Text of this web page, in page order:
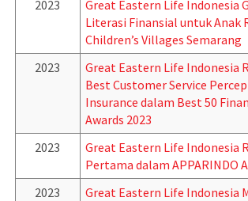
2023
Great Eastern Life Indonesia
Literasi Finansial untuk Anak
Children’s Villages Semarang
2023
Great Eastern Life Indonesia
Best Customer Service
Insurance dalam Best 50
Awards 2023
2023
Great Eastern Life Indonesia
Pertama dalam APPARINDO
2023
Great Eastern Life Indonesia